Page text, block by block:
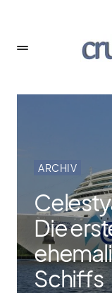
ARCHIV
Die
Schiffs